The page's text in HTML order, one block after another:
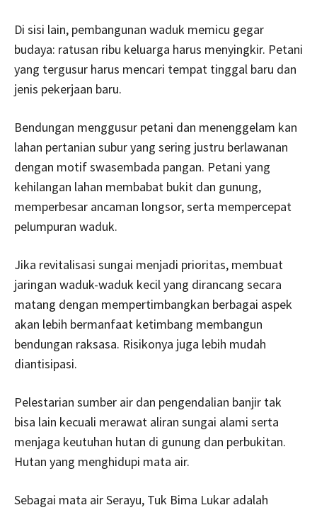
Di sisi lain, pembangunan waduk memicu gegar
budaya: ratusan ribu keluarga harus menyingkir. Petani
yang tergusur harus mencari tempat tinggal baru dan
jenis pekerjaan baru.
Bendungan menggusur petani dan menenggelam­ kan
lahan pertanian subur yang sering justru ber­lawanan
dengan motif swasembada pangan. Petani yang
kehilangan lahan membabat bukit dan gunung,
memperbesar ancaman longsor, serta mempercepat
pelumpuran waduk.
Jika revitalisasi sungai menjadi prioritas, membuat
jaringan waduk-­waduk kecil yang dirancang secara
matang dengan mempertimbangkan berbagai aspek
akan lebih bermanfaat ketimbang membangun
bendungan raksasa. Risikonya juga lebih mudah
diantisipasi.
Pelestarian sumber air dan pengendalian banjir tak
bisa lain kecuali merawat aliran sungai alami serta
menjaga keutuhan hutan di gunung dan perbukitan.
Hutan yang menghidupi mata air.
Sebagai mata air Serayu, Tuk Bima Lukar adalah